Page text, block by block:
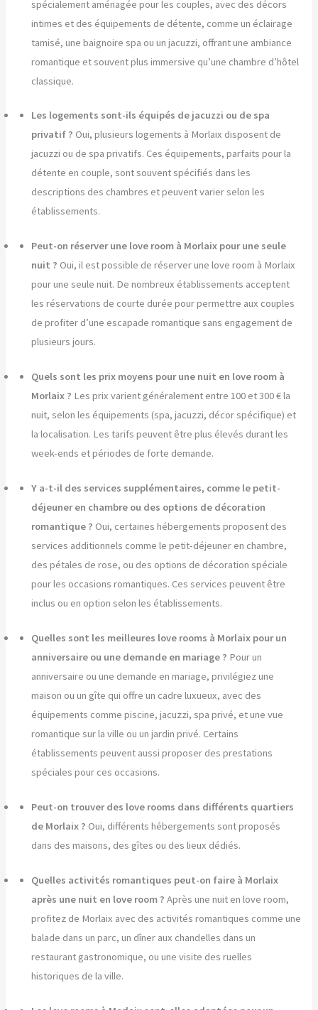
spécialement aménagée pour les couples, avec des décors
intimes et des équipements de détente, comme un éclairage
tamisé, une baignoire spa ou un jacuzzi, offrant une ambiance
romantique et souvent plus immersive qu’une chambre d’hôtel
classique.
Les logements sont-ils équipés de jacuzzi ou de spa
privatif ? Oui, plusieurs logements à Morlaix disposent de
jacuzzi ou de spa privatifs. Ces équipements, parfaits pour la
détente en couple, sont souvent spécifiés dans les
descriptions des chambres et peuvent varier selon les
établissements.
Peut-on réserver une love room à Morlaix pour une seule
nuit ? Oui, il est possible de réserver une love room à Morlaix
pour une seule nuit. De nombreux établissements acceptent
les réservations de courte durée pour permettre aux couples
de profiter d’une escapade romantique sans engagement de
plusieurs jours.
Quels sont les prix moyens pour une nuit en love room à
Morlaix ? Les prix varient généralement entre 100 et 300 € la
nuit, selon les équipements (spa, jacuzzi, décor spécifique) et
la localisation. Les tarifs peuvent être plus élevés durant les
week-ends et périodes de forte demande.
Y a-t-il des services supplémentaires, comme le petit-
déjeuner en chambre ou des options de décoration
romantique ? Oui, certaines hébergements proposent des
services additionnels comme le petit-déjeuner en chambre,
des pétales de rose, ou des options de décoration spéciale
pour les occasions romantiques. Ces services peuvent être
inclus ou en option selon les établissements.
Quelles sont les meilleures love rooms à Morlaix pour un
anniversaire ou une demande en mariage ? Pour un
anniversaire ou une demande en mariage, privilégiez une
maison ou un gîte qui offre un cadre luxueux, avec des
équipements comme piscine, jacuzzi, spa privé, et une vue
romantique sur la ville ou un jardin privé. Certains
établissements peuvent aussi proposer des prestations
spéciales pour ces occasions.
Peut-on trouver des love rooms dans différents quartiers
de Morlaix ? Oui, différents hébergements sont proposés
dans des maisons, des gîtes ou des lieux dédiés.
Quelles activités romantiques peut-on faire à Morlaix
après une nuit en love room ? Après une nuit en love room,
profitez de Morlaix avec des activités romantiques comme une
balade dans un parc, un dîner aux chandelles dans un
restaurant gastronomique, ou une visite des ruelles
historiques de la ville.